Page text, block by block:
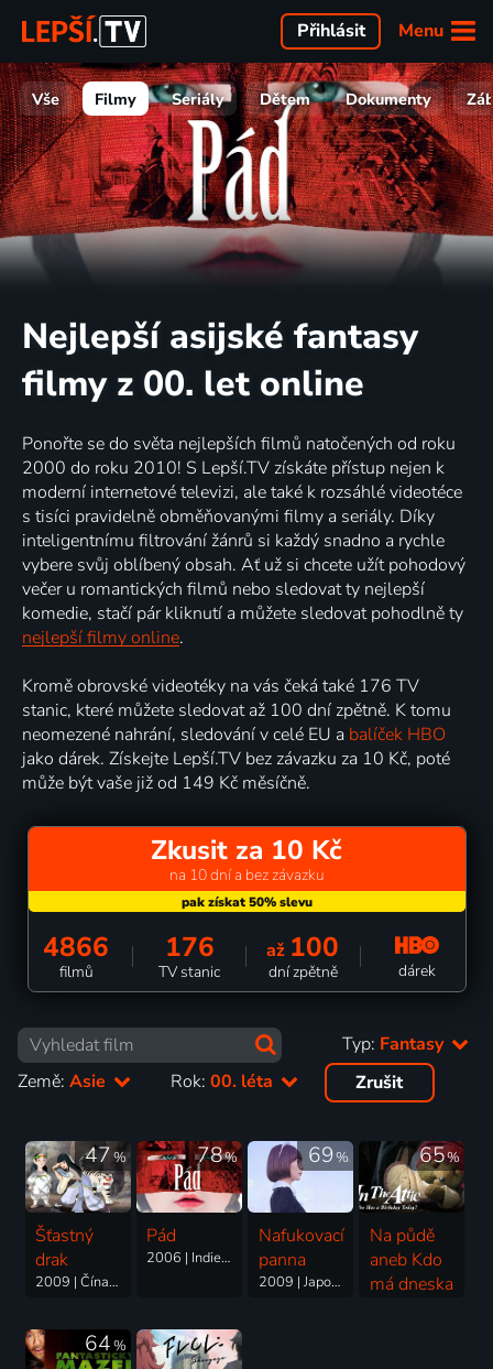
Menu
Přihlásit
Vše Filmy Seriály Dětem Dokumenty
Nejlepší asijské fantasy
filmy z 00. let online
Ponořte se do světa nejlepších filmů natočených od roku
2000 do roku 2010! S Lepší.TV získáte přístup nejen k
moderní internetové televizi, ale také k rozsáhlé videotéce
s tisíci pravidelně obměňovanými filmy a seriály. Díky
inteligentnímu filtrování žánrů si každý snadno a rychle
vybere svůj oblíbený obsah. Ať už si chcete užít pohodový
večer u romantických filmů nebo sledovat ty nejlepší
komedie, stačí pár kliknutí a můžete sledovat pohodlně ty
nejlepší filmy online.
Kromě obrovské videotéky na vás čeká také 176 TV
stanic, které můžete sledovat až 100 dní zpětně. K tomu
neomezené nahrání, sledování v celé EU a balíček HBO
jako dárek. Získejte Lepší.TV bez závazku za 10 Kč, poté
může být vaše již od 149 Kč měsíčně.
Zkusit za 10 Kč
na 10 dní a bez závazku
4866
filmů
176
TV stanic
až 100
dní zpětně dárek
Typ: Fantasy
Země: Asie Rok:00. léta Zrušit
47 %
Šťastný
drak
2009 | Čína | Animovaný, Dobrodružný, Fantasy, Rodinný
78%
Pád
2006 | Indie, Velká Británie, USA | Drama, Dobrodružný, Fantasy
69%
Nafukovací
panna
2009 | Japonsko | Drama, Fantasy, Romantický
65%
Na půdě
aneb Kdo
má dneska
64%